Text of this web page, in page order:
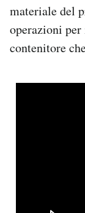
materiale del
operazioni
contenitore